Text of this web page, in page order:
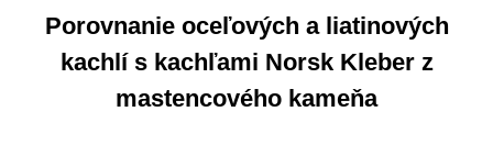
Porovnanie oceľových a liatinových
kachlí s kachľami Norsk Kleber z
mastencového kameňa